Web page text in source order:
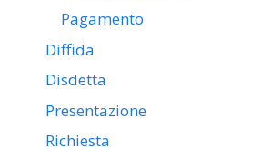
Pagamento
Diffida
Disdetta
Presentazione
Richiesta